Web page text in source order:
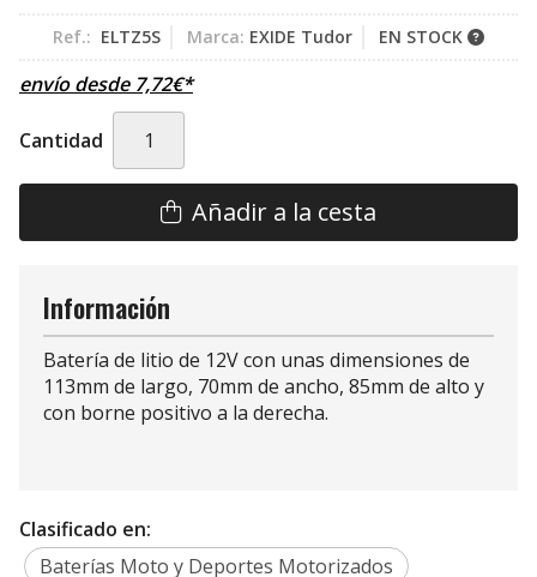
Ref.: ELTZ5S Marca: EXIDE Tudor EN STOCK
envío desde 7,72€*
Cantidad
Añadir a la cesta
Información
Batería de litio de 12V con unas dimensiones de
113mm de largo, 70mm de ancho, 85mm de alto y
con borne positivo a la derecha.
Clasificado en:
Baterías Moto y Deportes Motorizados